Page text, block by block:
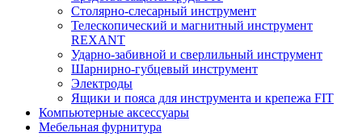
Столярно-слесарный инструмент
Телескопический и магнитный инструмент
REXANT
Ударно-забивной и сверлильный инструмент
Шарнирно-губцевый инструмент
Электроды
Ящики и пояса для инструмента и крепежа FIT
Компьютерные аксессуары
Мебельная фурнитура